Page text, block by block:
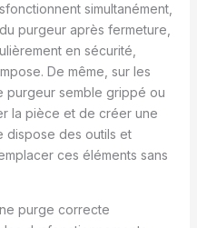
simultanément,
purgeur après fermeture,
en sécurité,
De même, sur les
purgeur semble grippé ou
la pièce et de créer une
dispose des outils et
ces éléments sans
purge correcte